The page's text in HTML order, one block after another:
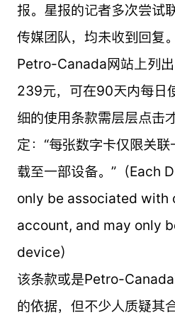
报。星报的记者多次尝试
传媒团队，均未收到回复。
Petro-Canada网站上列
239元，可在90天内每日
细的使用条款需层层点击
定：“每张数字卡仅限关
载至一部设备。”（Each
only be associated with
account, and may only
device）
该条款或是Petro-
的依据，但不少人质疑其